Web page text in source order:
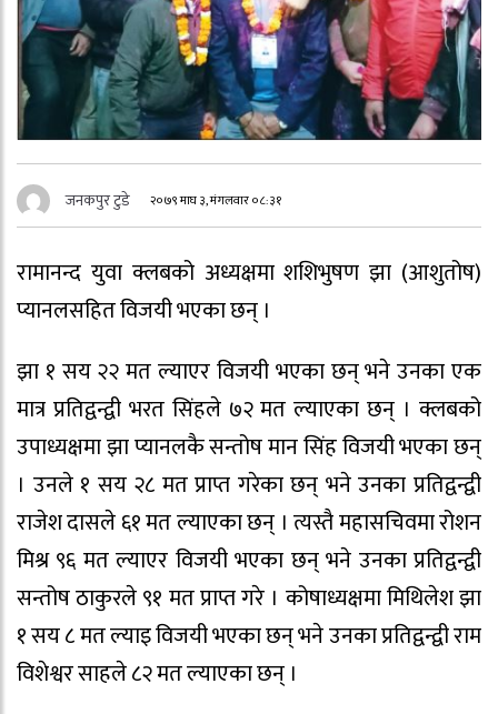
जनकपुर टुडे २०७९ माघ ३, मंगलवार ०८:३१
रामानन्द युवा क्लबको अध्यक्षमा शशिभुषण झा (आशुतोष)
प्यानलसहित विजयी भएका छन् ।
झा १ सय २२ मत ल्याएर विजयी भएका छन् भने उनका एक
मात्र प्रतिद्वन्द्वी भरत सिंहले ७२ मत ल्याएका छन् । क्लबको
उपाध्यक्षमा झा प्यानलकै सन्तोष मान सिंह विजयी भएका छन्
। उनले १ सय २८ मत प्राप्त गरेका छन् भने उनका प्रतिद्वन्द्वी
राजेश दासले ६१ मत ल्याएका छन् । त्यस्तै महासचिवमा रोशन
मिश्र ९६ मत ल्याएर विजयी भएका छन् भने उनका प्रतिद्वन्द्वी
सन्तोष ठाकुरले ९१ मत प्राप्त गरे । कोषाध्यक्षमा मिथिलेश झा
१ सय ८ मत ल्याइ विजयी भएका छन् भने उनका प्रतिद्वन्द्वी राम
विशेश्वर साहले ८२ मत ल्याएका छन् ।